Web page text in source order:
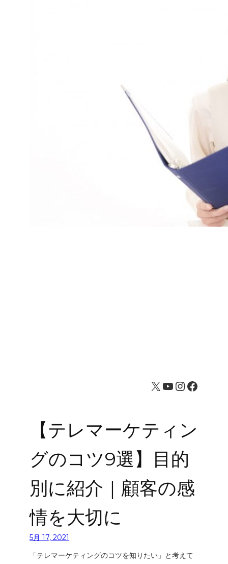
X YouTube InstagramFacebook
【テレマーケティン
グのコツ9選】目的
別に紹介｜顧客の感
情を大切に
5月 17, 2021
「テレマーケティングのコツを知りたい 」と考えて